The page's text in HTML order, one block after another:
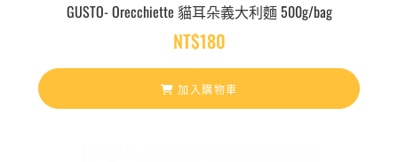
GUSTO- Orecchiette 貓耳朵義大利麵 500g/bag
NT$180
加入購物車